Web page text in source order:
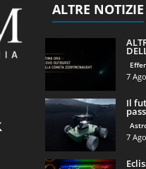
ALTRE NOTIZIE
7
Il
7